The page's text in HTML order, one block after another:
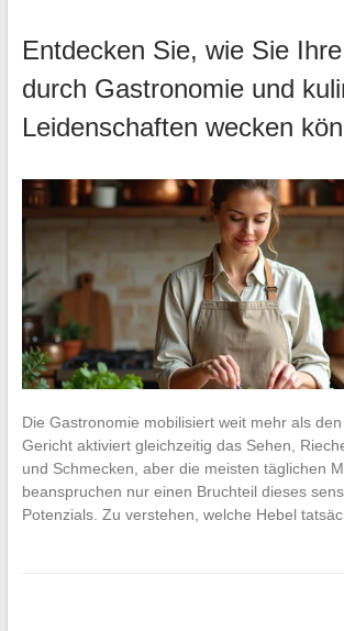
Entdecken Sie, wie Sie
durch Gastronomie und
Leidenschaften wecken
Die Gastronomie mobilisiert weit mehr als
Gericht aktiviert gleichzeitig das Sehen,
und Schmecken, aber die meisten täglichen
beanspruchen nur einen Bruchteil dieses
Potenzials. Zu verstehen, welche Hebel